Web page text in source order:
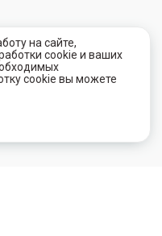
на сайте,
cookie и ваших
cookie вы можете